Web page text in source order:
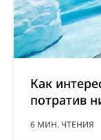
Как
потратив
6 МИН. ЧТЕНИЯ